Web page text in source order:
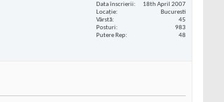
Data înscrierii
18th April 2007
Locaţie
Bucuresti
Vârstă
45
Posturi
983
Putere Rep
48